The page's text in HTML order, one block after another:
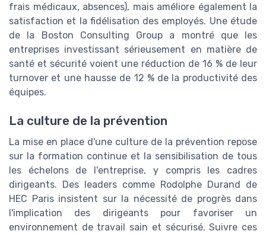
frais médicaux, absences), mais améliore également la
satisfaction et la fidélisation des employés. Une étude
de la Boston Consulting Group a montré que les
entreprises investissant sérieusement en matière de
santé et sécurité voient une réduction de 16 % de leur
turnover et une hausse de 12 % de la productivité des
équipes.
La culture de la prévention
La mise en place d'une culture de la prévention repose
sur la formation continue et la sensibilisation de tous
les échelons de l'entreprise, y compris les cadres
dirigeants. Des leaders comme Rodolphe Durand de
HEC Paris insistent sur la nécessité de progrès dans
l'implication des dirigeants pour favoriser un
environnement de travail sain et sécurisé. Suivre ces